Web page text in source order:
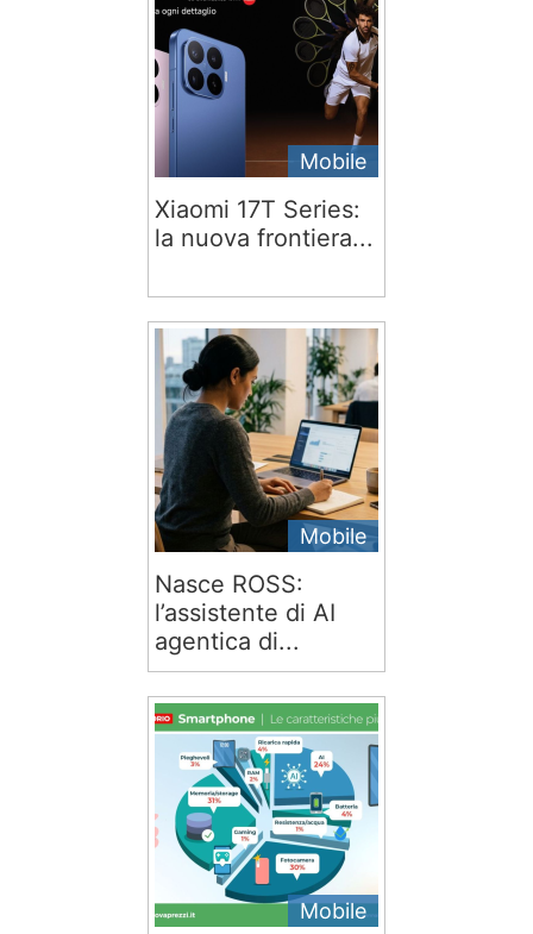
Mobile
Xiaomi 17T Series:
la nuova frontiera...
Mobile
Nasce ROSS:
l’assistente di AI
agentica di...
Mobile